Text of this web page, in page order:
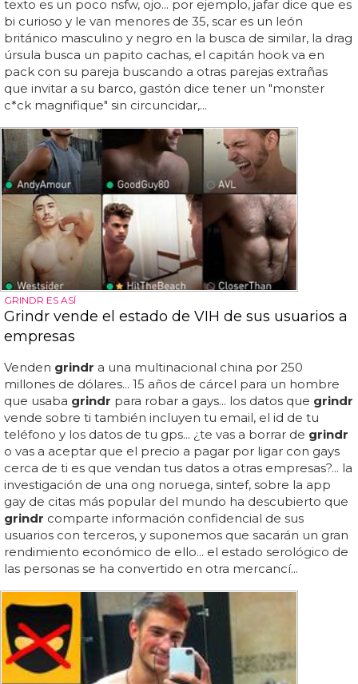
texto es un poco nsfw, ojo... por ejemplo, jafar dice que es
bi curioso y le van menores de 35, scar es un león
británico masculino y negro en la busca de similar, la drag
úrsula busca un papito cachas, el capitán hook va en
pack con su pareja buscando a otras parejas extrañas
que invitar a su barco, gastón dice tener un "monster
c*ck magnifique" sin circuncidar,...
GRINDR ES ASÍ
Grindr vende el estado de VIH de sus usuarios a
empresas
Venden grindr a una multinacional china por 250
millones de dólares... 15 años de cárcel para un hombre
que usaba grindr para robar a gays... los datos que grindr
vende sobre ti también incluyen tu email, el id de tu
teléfono y los datos de tu gps... ¿te vas a borrar de grindr
o vas a aceptar que el precio a pagar por ligar con gays
cerca de ti es que vendan tus datos a otras empresas?... la
investigación de una ong noruega, sintef, sobre la app
gay de citas más popular del mundo ha descubierto que
grindr comparte información confidencial de sus
usuarios con terceros, y suponemos que sacarán un gran
rendimiento económico de ello... el estado serológico de
las personas se ha convertido en otra mercancí...